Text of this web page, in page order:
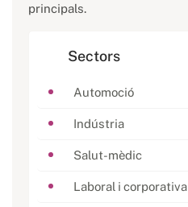
principals.
Sectors
Automoció
Indústria
Salut-mèdic
Laboral i corporativa